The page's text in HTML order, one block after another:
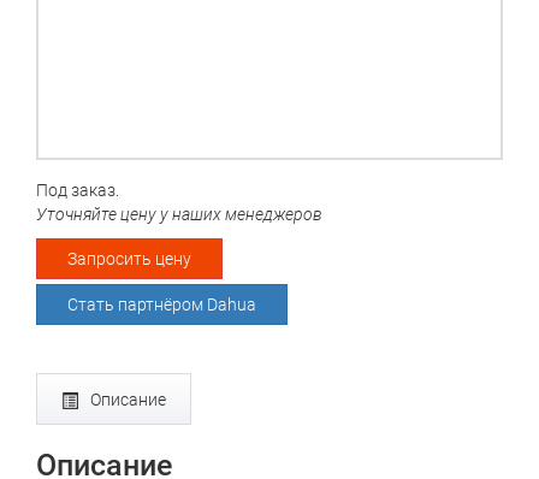
Под заказ.
Уточняйте цену у наших менеджеров
Запросить цену
Стать партнёром Dahua
Описание
Описание